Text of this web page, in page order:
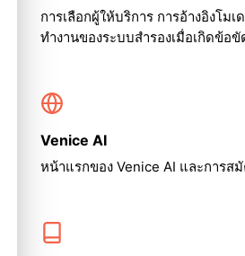
การเลือกผู้ให้บริการ การอ้างอิงโม
ทำงานของระบบสำรองเมื่อเกิดข้อ
Venice AI
หน้าแรกของ Venice AI และการส